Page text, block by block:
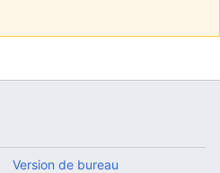
Version de bureau